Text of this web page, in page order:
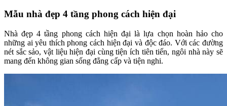
Mẫu nhà đẹp 4 tầng phong cách hiện đại
Nhà đẹp 4 tầng phong cách hiện đại là lựa chọn hoàn hảo cho
những ai yêu thích phong cách hiện đại và độc đáo. Với các đường
nét sắc sảo, vật liệu hiện đại cùng tiện ích tiên tiến, ngôi nhà này sẽ
mang đến không gian sống đẳng cấp và tiện nghi.